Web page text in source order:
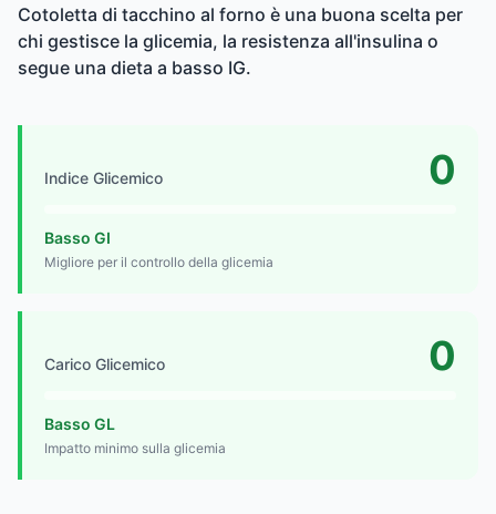
Cotoletta di tacchino al forno è una buona scelta per
chi gestisce la glicemia, la resistenza all'insulina o
segue una dieta a basso IG.
Indice Glicemico 0
Basso GI
Migliore per il controllo della glicemia
Carico Glicemico 0
Basso GL
Impatto minimo sulla glicemia